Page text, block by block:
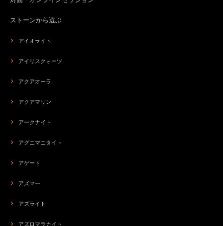
ストーンから選ぶ
アイオライト
アイリスクォーツ
アクアオーラ
アクアマリン
アークナイト
アグニマニタイト
アゲート
アズマー
アズライト
アズロマラカイト